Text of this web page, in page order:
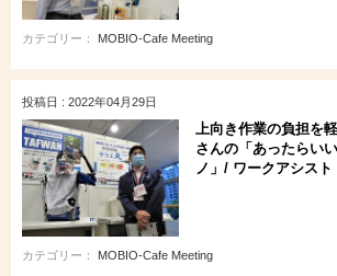
カテゴリー： MOBIO-Cafe Meeting
投稿日 : 2022年04月29日
上向き作業の負担を
さんの「あったらい
ノ」/ ワークアシスト
カテゴリー： MOBIO-Cafe Meeting